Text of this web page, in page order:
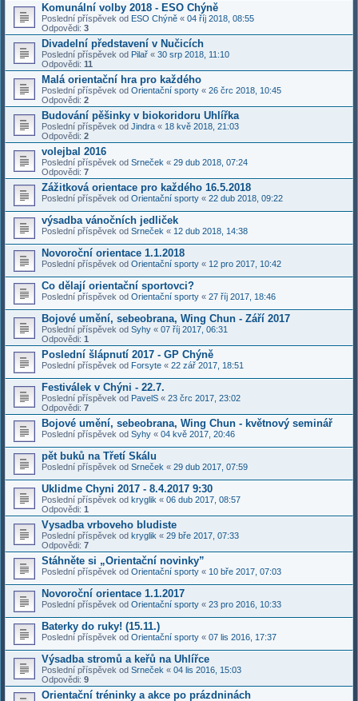
Komunální volby 2018 - ESO Chýně
Poslední příspěvek od ESO Chýně « 04 říj 2018, 08:55
Odpovědi: 3
Divadelní představení v Nučicích
Poslední příspěvek od Pilař « 30 srp 2018, 11:10
Odpovědi: 11
Malá orientační hra pro každého
Poslední příspěvek od Orientační sporty « 26 črc 2018, 10:45
Odpovědi: 2
Budování pěšinky v biokoridoru Uhlířka
Poslední příspěvek od Jindra « 18 kvě 2018, 21:03
Odpovědi: 2
volejbal 2016
Poslední příspěvek od Srneček « 29 dub 2018, 07:24
Odpovědi: 7
Zážitková orientace pro každého 16.5.2018
Poslední příspěvek od Orientační sporty « 22 dub 2018, 09:22
výsadba vánočních jedliček
Poslední příspěvek od Srneček « 12 dub 2018, 14:38
Novoroční orientace 1.1.2018
Poslední příspěvek od Orientační sporty « 12 pro 2017, 10:42
Co dělají orientační sportovci?
Poslední příspěvek od Orientační sporty « 27 říj 2017, 18:46
Bojové umění, sebeobrana, Wing Chun - Září 2017
Poslední příspěvek od Syhy « 07 říj 2017, 06:31
Odpovědi: 1
Poslední šlápnutí 2017 - GP Chýně
Poslední příspěvek od Forsyte « 22 zář 2017, 18:51
Festiválek v Chýni - 22.7.
Poslední příspěvek od PavelS « 23 črc 2017, 23:02
Odpovědi: 7
Bojové umění, sebeobrana, Wing Chun - květnový seminář
Poslední příspěvek od Syhy « 04 kvě 2017, 20:46
pět buků na Třetí Skálu
Poslední příspěvek od Srneček « 29 dub 2017, 07:59
Uklidme Chyni 2017 - 8.4.2017 9:30
Poslední příspěvek od kryglik « 06 dub 2017, 08:57
Odpovědi: 1
Vysadba vrboveho bludiste
Poslední příspěvek od kryglik « 29 bře 2017, 07:33
Odpovědi: 7
Stáhněte si „Orientační novinky”
Poslední příspěvek od Orientační sporty « 10 bře 2017, 07:03
Novoroční orientace 1.1.2017
Poslední příspěvek od Orientační sporty « 23 pro 2016, 10:33
Baterky do ruky! (15.11.)
Poslední příspěvek od Orientační sporty « 07 lis 2016, 17:37
Výsadba stromů a keřů na Uhlířce
Poslední příspěvek od Srneček « 04 lis 2016, 15:03
Odpovědi: 9
Orientační tréninky a akce po prázdninách